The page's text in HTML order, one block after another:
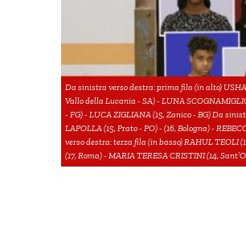
Da sinistra verso destra: prima fila (in alto)
Vallo della Lucania - SA) - LUNA
- FG) - LUCA ZIGLIANA (15, Zanico - BG) Da
LAPOLLA (15, Prato - PO) - (16, Bologna) -
verso destra: terza fila (in basso) RAHUL TEOLI
(17, Roma) - MARIA TERESA CRISTINI (14,